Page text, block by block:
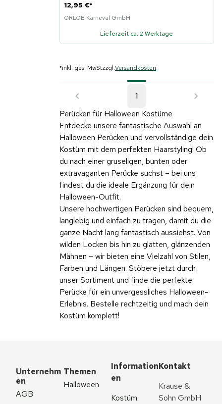
12,95 €*
ORLOB Karneval GmbH
Lieferzeit ca. 2 Werktage
*inkl. ges. MwStzzgl.Versandkosten
1
Perücken für Halloween Kostüme
Entdecke unsere fantastische Auswahl an
Halloween Perücken und vervollständige dein
Kostüm mit dem perfekten Haarstyling! Ob
du nach einer gruseligen, bunten oder
extravaganten Perücke suchst – bei uns
findest du die ideale Ergänzung für dein
Halloween-Outfit.
Unsere hochwertigen Perücken sind bequem,
langlebig und einfach zu tragen, damit du die
ganze Nacht lang fantastisch aussiehst. Von
wilden Locken bis hin zu glatten, glänzenden
Mähnen – wir bieten eine Vielzahl von Stilen,
Farben und Längen. Stöbere jetzt durch
unser Sortiment und finde die perfekte
Perücke für ein unvergessliches Halloween-
Erlebnis. Bestelle rechtzeitig und mach dein
Kostüm komplett!
Unternehm
en
AGB
Themen
Halloween
Information
en
Kostüm
Kontakt
Krause &
Sohn GmbH